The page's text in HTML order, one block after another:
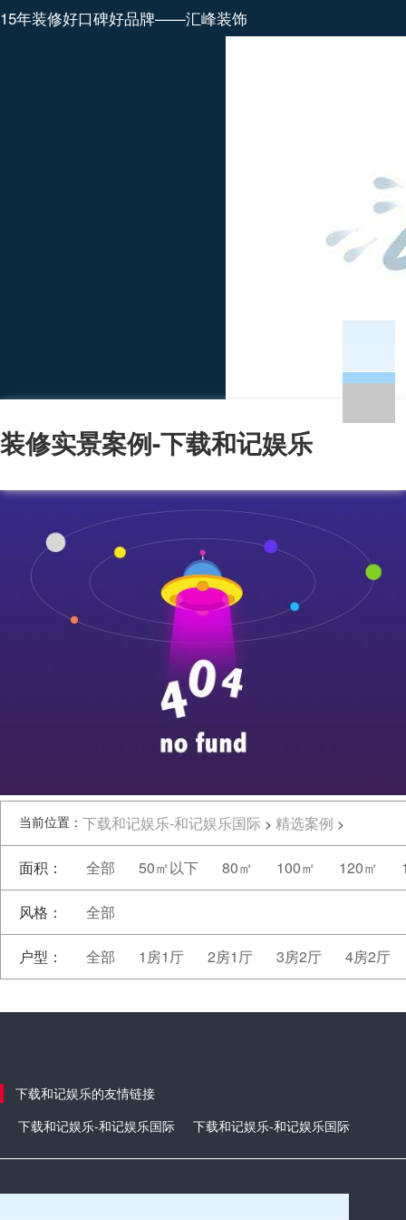
15年装修好口碑好品牌——汇峰装饰
装修实景案例-下载和记娱乐
当前位置： 下载和记娱乐-和记娱乐国际 > 精选案例 >
面积： 全部 50㎡以下 80㎡ 100㎡ 120㎡
风格： 全部
户型： 全部 1房1厅 2房1厅 3房2厅 4房2厅
下载和记娱乐的友情链接
下载和记娱乐-和记娱乐国际
下载和记娱乐-和记娱乐国际